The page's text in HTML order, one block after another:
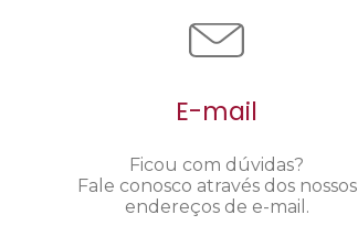
E-mail
Ficou com dúvidas?
Fale conosco através dos nossos
endereços de e-mail.